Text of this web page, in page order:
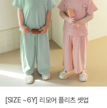
[SIZE ~6Y] 리모어 플리츠 셋업